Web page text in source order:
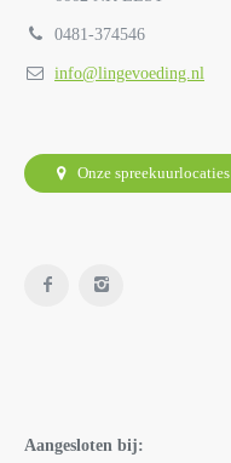
0481-374546
info@lingevoeding.nl
Onze spreekuurlocaties
Aangesloten bij: